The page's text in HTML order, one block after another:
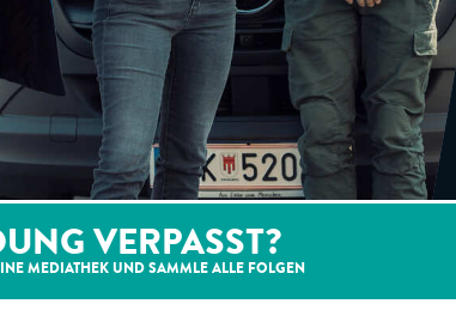
VERPASST?
MEDIATHEK UND SAMMLE ALLE FOLGEN